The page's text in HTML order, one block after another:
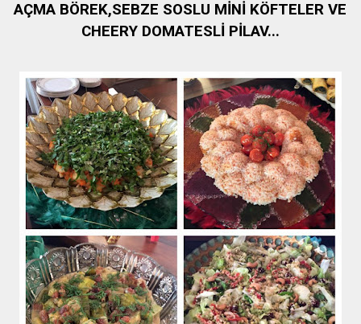
AÇMA BÖREK,SEBZE SOSLU MİNİ KÖFTELER VE
CHEERY DOMATESLİ PİLAV...